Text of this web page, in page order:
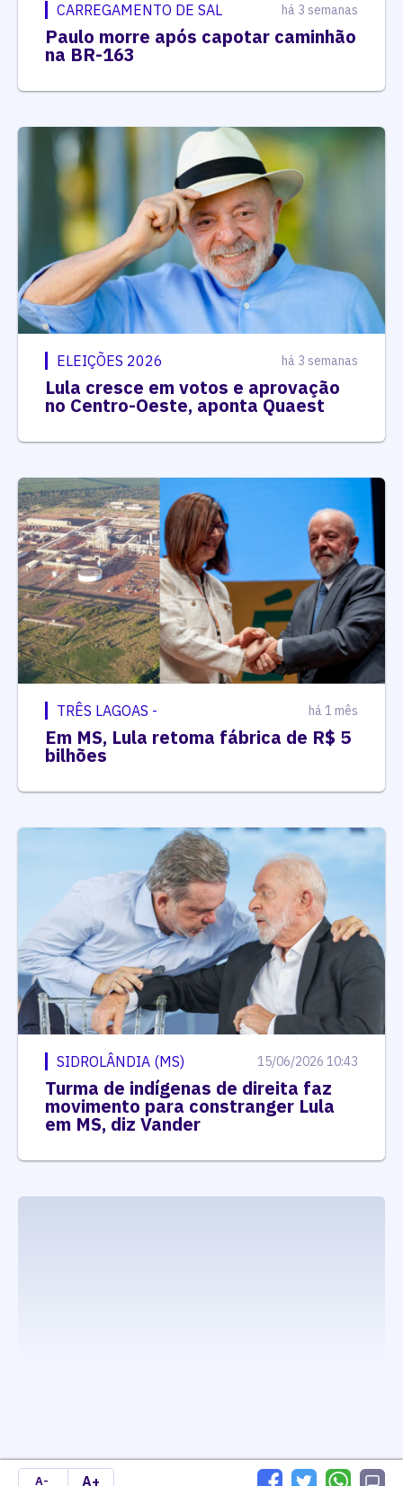
A- A+
CARREGAMENTO DE SAL há 3 semanas
Paulo morre após capotar caminhão
na BR-163
ELEIÇÕES 2026 há 3 semanas
Lula cresce em votos e aprovação
no Centro-Oeste, aponta Quaest
TRÊS LAGOAS - há 1 mês
Em MS, Lula retoma fábrica de R$ 5
bilhões
SIDROLÂNDIA (MS) 15/06/2026 10:43
Turma de indígenas de direita faz
movimento para constranger Lula
em MS, diz Vander